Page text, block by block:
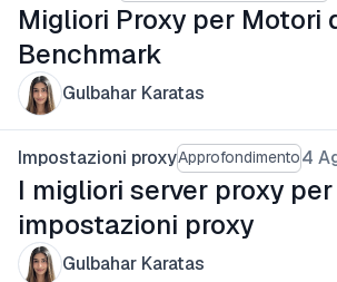
Migliori Proxy per Motori
Benchmark
Gulbahar Karatas
Impostazioni proxyApprofondimento4
I migliori server proxy
impostazioni proxy
Gulbahar Karatas